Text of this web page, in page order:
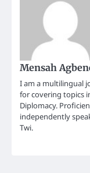
Mensah
I am a multilingual
for covering topics
Diplomacy.
independently
Twi.